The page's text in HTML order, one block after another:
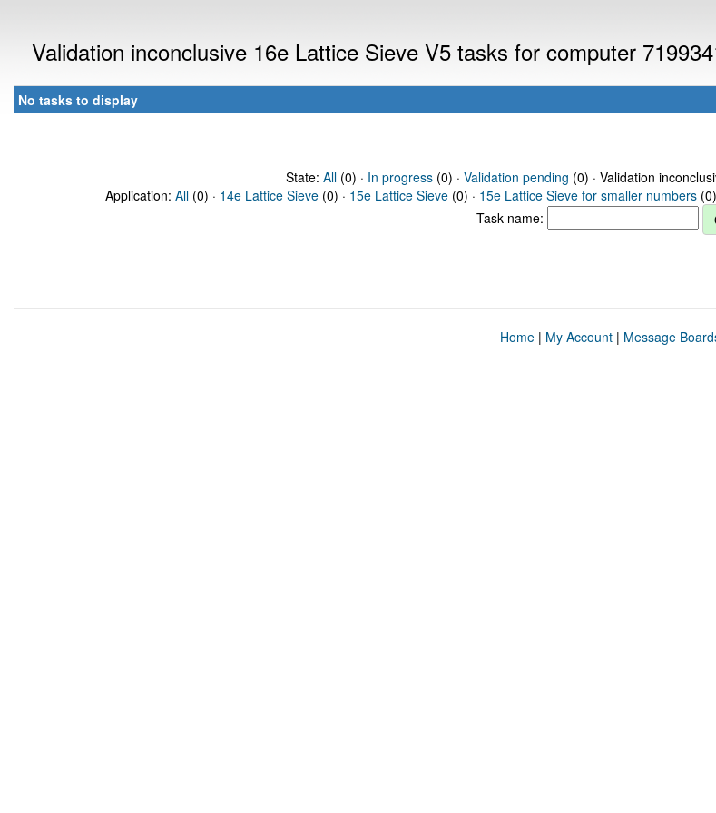
Validation inconclusive 16e Lattice Sieve V5 tasks for computer
No tasks to display
State: All(0) · In progress(0) · Validation pending (0) · Validation
Application: All (0) · 14e Lattice Sieve (0) · 15e Lattice Sieve (0) · 15e Lattice Sieve for smaller numbers
Task name:
Home| My Account| Message